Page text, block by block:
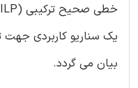
یک سناریو کاربردی
بیان می گردد.